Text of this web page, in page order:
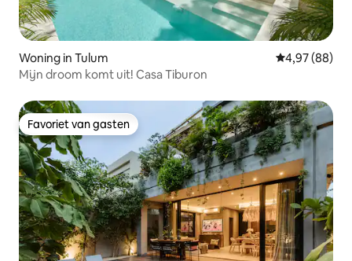
Woning in Tulum Gemiddelde
4,97 (88)
Mijn droom komt uit! Casa Tiburon
Favoriet van gasten
Favoriet van gasten